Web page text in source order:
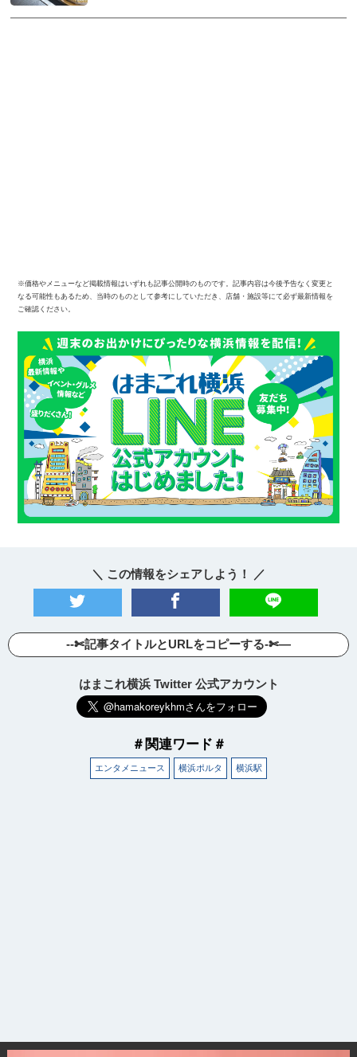
※価格やメニューなど掲載情報はいずれも記事公開時のものです。記事内容は今後予告なく変更と
なる可能性もあるため、当時のものとして参考にしていただき、店舗・施設等にて必ず最新情報を
ご確認ください。
＼ この情報をシェアしよう！ ／
--✄記事タイトルとURLをコピーする-✄—
はまこれ横浜 Twitter 公式アカウント
＃関連ワード＃
エンタメニュース 横浜ポルタ 横浜駅